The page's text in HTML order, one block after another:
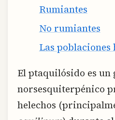
Rumiantes
No rumiantes
Las poblaciones
El ptaquilósido es un
norsesquiterpénico
helechos